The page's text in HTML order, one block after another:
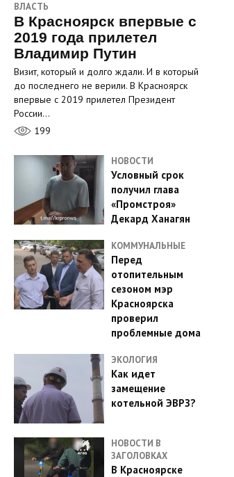
ВЛАСТЬ
В Красноярск впервые с
2019 года прилетел
Владимир Путин
Визит, который и долго ждали. И в который
до последнего не верили. В Красноярск
впервые с 2019 прилетел Президент
России…
199
НОВОСТИ
Условный срок
получил глава
«Промстроя»
Декард Ханагян
КОММУНАЛЬНЫЕ
Перед
отопительным
сезоном мэр
Красноярска
проверил
проблемные дома
ЭКОЛОГИЯ
Как идет
замещение
котельной ЭВРЗ?
НОВОСТИ В
ЗАГОЛОВКАХ
В Красноярске